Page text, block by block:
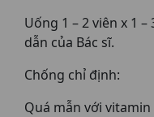
Uống 1 – 2 viên x 1
dẫn của Bác sĩ.
Chống chỉ định:
Quá mẫn với vitamin